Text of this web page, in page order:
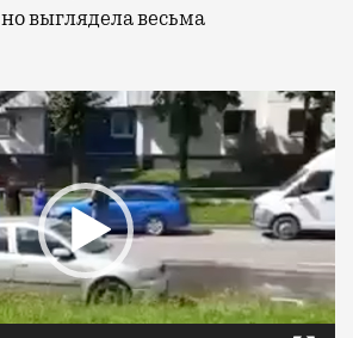
выглядела весьма